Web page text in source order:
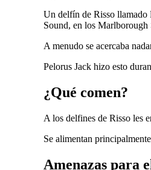
Un delfín de Risso llamado
Sound, en los Marlborough
A menudo se acercaba
Pelorus Jack hizo esto
¿Qué comen?
A los delfines de Risso les
Se alimentan
Amenazas para